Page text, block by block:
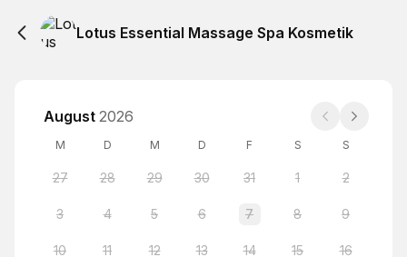
Lotus Essential Massage Spa Kosmetik
August 2026
M D M D F S S
27 28 29 30 31 1 2
3 4 5 6 7 8 9
10 11 12 13 14 15 16